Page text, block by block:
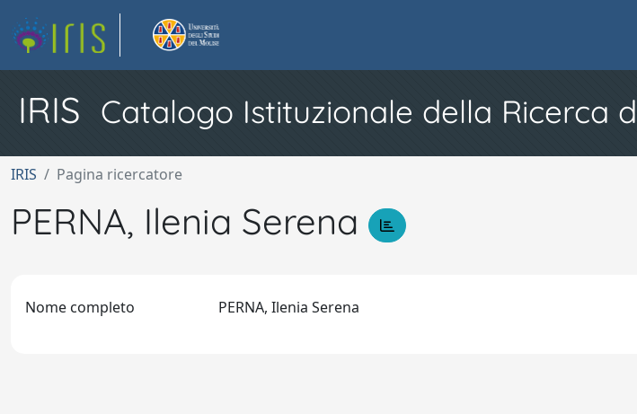
IRIS Catalogo Istituzionale della Ricerca
IRIS Pagina ricercatore
PERNA, Ilenia Serena
Nome completo PERNA, Ilenia Serena